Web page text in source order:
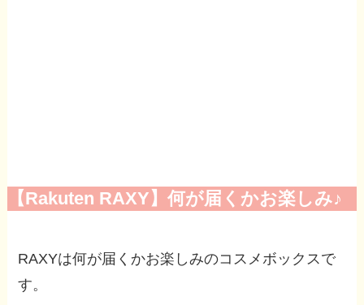
【Rakuten RAXY】何が届くかお楽しみ♪
RAXYは何が届くかお楽しみのコスメボックスで
す。